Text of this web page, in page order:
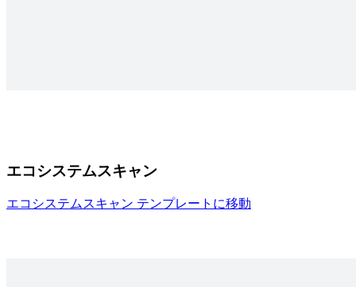
エコシステムスキャン
エコシステムスキャン テンプレートに移動